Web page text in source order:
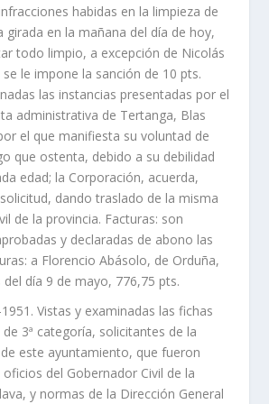
habidas en la limpieza de
girada en la mañana del día de hoy,
todo limpio, a excepción de Nicolás
le impone la sanción de 10 pts.
las instancias presentadas por el
administrativa de Tertanga, Blas
el que manifiesta su voluntad de
que ostenta, debido a su debilidad
edad; la Corporación, acuerda,
dando traslado de la misma
de la provincia. Facturas: son
y declaradas de abono las
a Florencio Abásolo, de Orduña,
día 9 de mayo, 776,75 pts.
Vistas y examinadas las fichas
3ª categoría, solicitantes de la
este ayuntamiento, que fueron
del Gobernador Civil de la
y normas de la Dirección General